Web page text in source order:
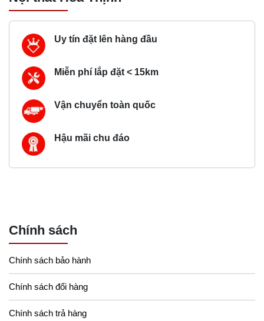
Uy tín đặt lên hàng đầu
Miễn phí lắp đặt < 15km
Vận chuyển toàn quốc
Hậu mãi chu đáo
Chính sách
Chính sách bảo hành
Chính sách đổi hàng
Chính sách trả hàng